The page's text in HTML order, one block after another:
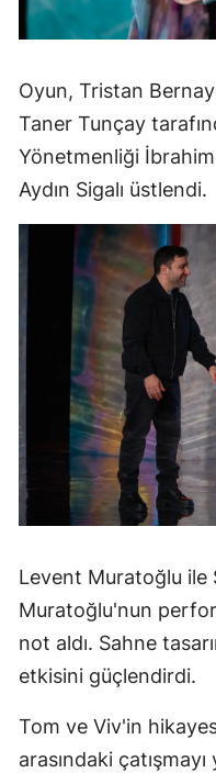
Oyun, Tristan
Taner Tunçay
Yönetmenliği
Aydın Sigalı üstlendi.
Levent Muratoğlu ile
Muratoğlu'nun
not aldı. Sahne
etkisini güçlendirdi.
Tom ve Viv'in
arasındaki